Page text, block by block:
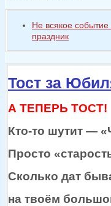
Не всякое событие
праздник
Тост за
А ТЕПЕРЬ ТОСТ!
Кто-то шутит —
Просто
Сколько дат
на твоём